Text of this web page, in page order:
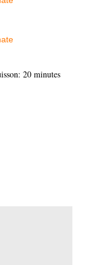
20 minutes